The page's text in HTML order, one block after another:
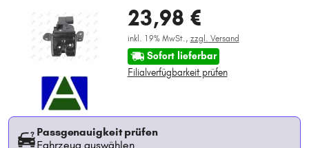
23,98 €
inkl. 19% MwSt., zzgl. Versand
Sofort lieferbar
Filialverfügbarkeit prüfen
Passgenauigkeit prüfen
Fahrzeug auswählen